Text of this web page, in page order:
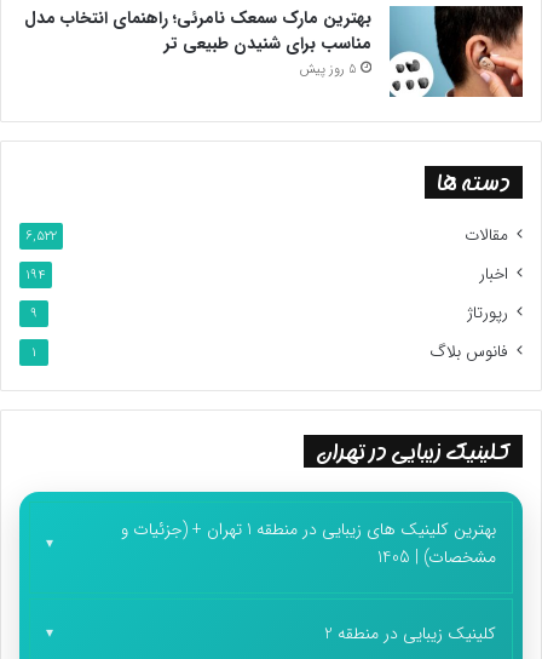
بهترین مارک سمعک نامرئی؛ راهنمای انتخاب مدل
مناسب برای شنیدن طبیعی تر
5 روز پیش
دسته ها
مقالات 6,522
اخبار 194
رپورتاژ 9
فانوس بلاگ 1
کلینیک زیبایی در تهران
بهترین کلینیک های زیبایی در منطقه 1 تهران + (جزئیات و
مشخصات) | 1405
کلینیک زیبایی در منطقه 2